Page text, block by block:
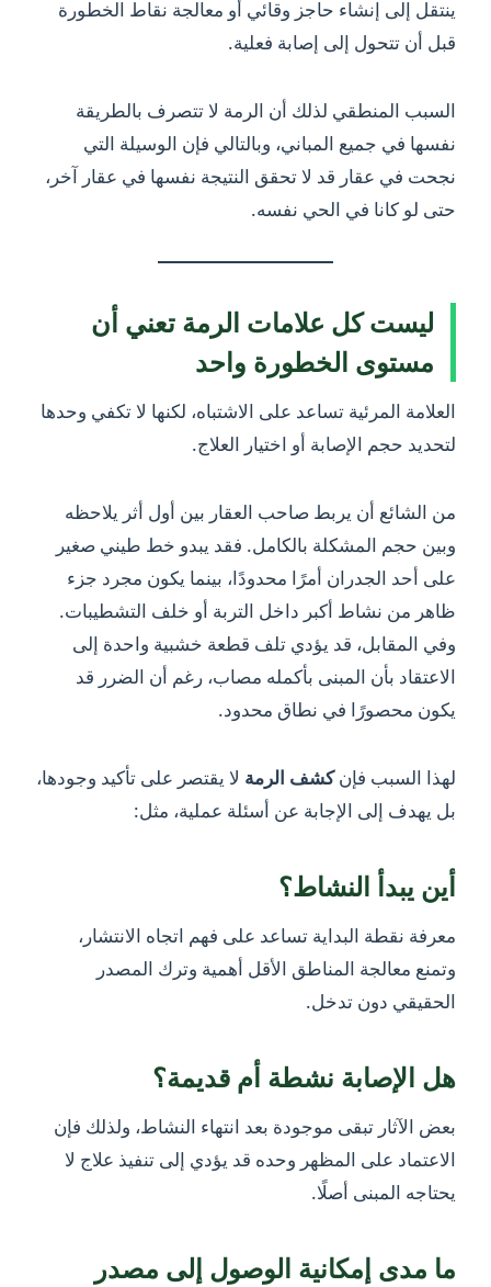
ينتقل إلى إنشاء حاجز وقائي أو معالجة نقاط الخطورة
قبل أن تتحول إلى إصابة فعلية.
السبب المنطقي لذلك أن الرمة لا تتصرف بالطريقة
نفسها في جميع المباني، وبالتالي فإن الوسيلة التي
نجحت في عقار قد لا تحقق النتيجة نفسها في عقار آخر،
حتى لو كانا في الحي نفسه.
ليست كل علامات الرمة تعني أن
مستوى الخطورة واحد
العلامة المرئية تساعد على الاشتباه، لكنها لا تكفي وحدها
لتحديد حجم الإصابة أو اختيار العلاج.
من الشائع أن يربط صاحب العقار بين أول أثر يلاحظه
وبين حجم المشكلة بالكامل. فقد يبدو خط طيني صغير
على أحد الجدران أمرًا محدودًا، بينما يكون مجرد جزء
ظاهر من نشاط أكبر داخل التربة أو خلف التشطيبات.
وفي المقابل، قد يؤدي تلف قطعة خشبية واحدة إلى
الاعتقاد بأن المبنى بأكمله مصاب، رغم أن الضرر قد
يكون محصورًا في نطاق محدود.
لهذا السبب فإنكشف الرمة لا يقتصر على تأكيد وجودها،
بل يهدف إلى الإجابة عن أسئلة عملية، مثل:
أين يبدأ النشاط؟
معرفة نقطة البداية تساعد على فهم اتجاه الانتشار،
وتمنع معالجة المناطق الأقل أهمية وترك المصدر
الحقيقي دون تدخل.
هل الإصابة نشطة أم قديمة؟
بعض الآثار تبقى موجودة بعد انتهاء النشاط، ولذلك فإن
الاعتماد على المظهر وحده قد يؤدي إلى تنفيذ علاج لا
يحتاجه المبنى أصلًا.
ما مدى إمكانية الوصول إلى مصدر